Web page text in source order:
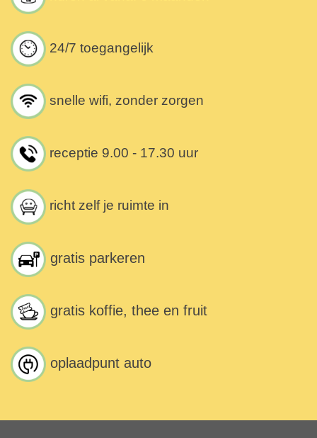
24/7 toegangelijk
snelle wifi, zonder zorgen
receptie 9.00 - 17.30 uur
richt zelf je ruimte in
gratis parkeren
gratis koffie, thee en fruit
oplaadpunt auto